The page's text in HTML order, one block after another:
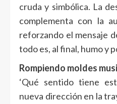
cruda y simbólica. La
complementa con la
reforzando el mensaje
todo es, al final, humo y
Rompiendo moldes
‘Qué sentido tiene
nueva dirección en la